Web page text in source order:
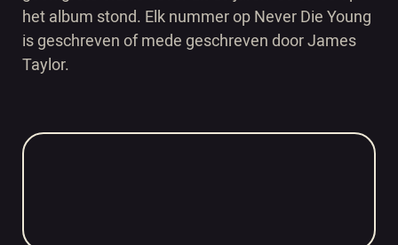
het album stond. Elk nummer op Never Die Young
is geschreven of mede geschreven door James
Taylor.